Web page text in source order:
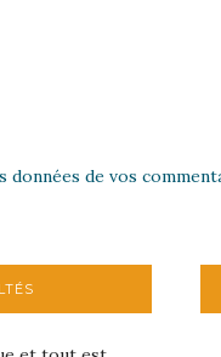
données de vos